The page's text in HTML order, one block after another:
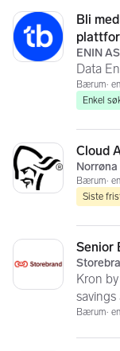
Bli
ENIN AS
Data
Bærum
Enkel
Cloud
Bærum
Siste
Senior
Kron
savings
as a
Bærum